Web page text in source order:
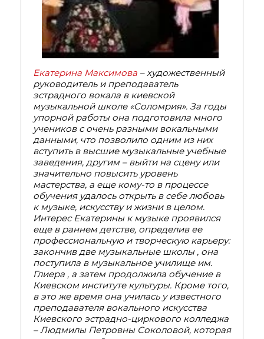
Екатерина Максимова – художественный
руководитель и преподаватель
эстрадного вокала в киевской
музыкальной школе «Соломрия». За годы
упорной работы она подготовила много
учеников с очень разными вокальными
данными, что позволило одним из них
вступить в высшие музыкальные учебные
заведения, другим – выйти на сцену или
значительно повысить уровень
мастерства, а еще кому-то в процессе
обучения удалось открыть в себе любовь
к музыке, искусству и жизни в целом.
Интерес Екатерины к музыке проявился
еще в раннем детстве, определив ее
профессиональную и творческую карьеру:
закончив две музыкальные школы , она
поступила в музыкальное училище им.
Глиера , а затем продолжила обучение в
Киевском институте культуры. Кроме того,
в это же время она училась у известного
преподавателя вокального искусства
Киевского эстрадно-циркового колледжа
– Людмилы Петровны Соколовой, которая